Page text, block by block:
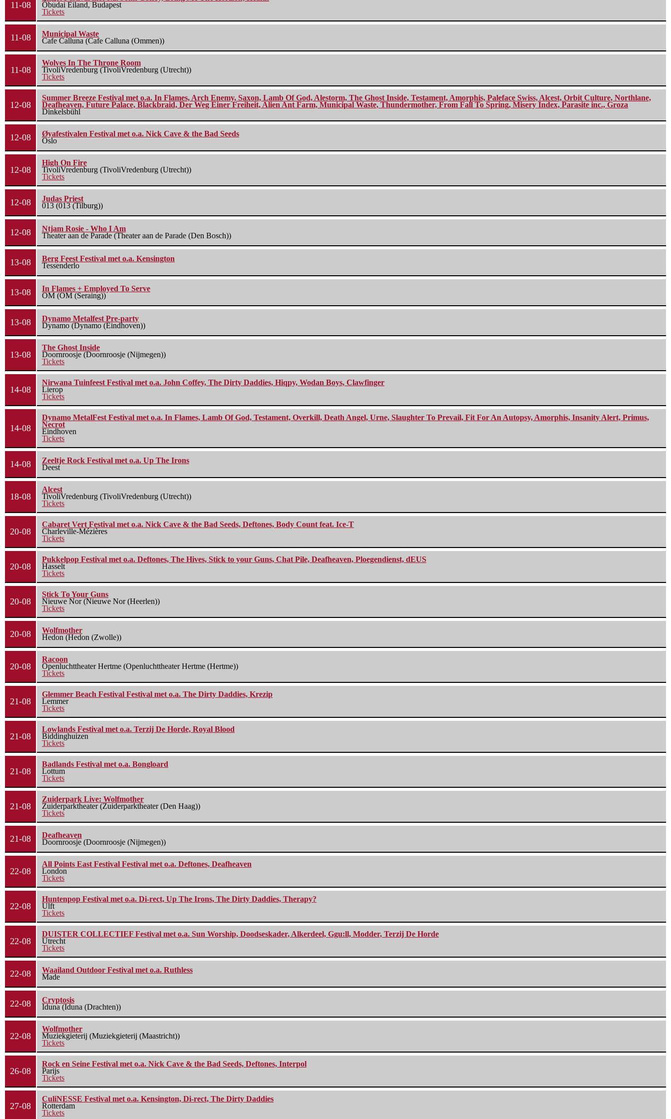
11-08
Óbudai Eiland, Budapest
Tickets
11-08
Municipal Waste
Cafe Calluna (Cafe Calluna (Ommen))
11-08
Wolves In The Throne Room
TivoliVredenburg (TivoliVredenburg (Utrecht))
Tickets
12-08
Summer Breeze Festival met o.a. In Flames, Arch Enemy, Saxon, Lamb Of God, Alestorm, The Ghost Inside, Testament, Amorphis, Paleface Swiss, Alcest, Orbit Culture, Northlane,
Deafheaven, Future Palace, Blackbraid, Der Weg Einer Freiheit, Alien Ant Farm, Municipal Waste, Thundermother, From Fall To Spring, Misery Index, Parasite inc., Groza
Dinkelsbühl
12-08
Øyafestivalen Festival met o.a. Nick Cave & the Bad Seeds
Oslo
12-08
High On Fire
TivoliVredenburg (TivoliVredenburg (Utrecht))
Tickets
12-08
Judas Priest
013 (013 (Tilburg))
12-08
Ntjam Rosie - Who I Am
Theater aan de Parade (Theater aan de Parade (Den Bosch))
13-08
Berg Feest Festival met o.a. Kensington
Tessenderlo
13-08
In Flames + Employed To Serve
OM (OM (Seraing))
13-08
Dynamo Metalfest Pre-party
Dynamo (Dynamo (Eindhoven))
13-08
The Ghost Inside
Doornroosje (Doornroosje (Nijmegen))
Tickets
14-08
Nirwana Tuinfeest Festival met o.a. John Coffey, The Dirty Daddies, Hiqpy, Wodan Boys, Clawfinger
Lierop
Tickets
14-08
Dynamo MetalFest Festival met o.a. In Flames, Lamb Of God, Testament, Overkill, Death Angel, Urne, Slaughter To Prevail, Fit For An Autopsy, Amorphis, Insanity Alert, Primus,
Necrot
Eindhoven
Tickets
14-08
Zeeltje Rock Festival met o.a. Up The Irons
Deest
18-08
Alcest
TivoliVredenburg (TivoliVredenburg (Utrecht))
Tickets
20-08
Cabaret Vert Festival met o.a. Nick Cave & the Bad Seeds, Deftones, Body Count feat. Ice-T
Charleville-Mézières
Tickets
20-08
Pukkelpop Festival met o.a. Deftones, The Hives, Stick to your Guns, Chat Pile, Deafheaven, Ploegendienst, dEUS
Hasselt
Tickets
20-08
Stick To Your Guns
Nieuwe Nor (Nieuwe Nor (Heerlen))
Tickets
20-08
Wolfmother
Hedon (Hedon (Zwolle))
20-08
Racoon
Openluchttheater Hertme (Openluchttheater Hertme (Hertme))
Tickets
21-08
Glemmer Beach Festival Festival met o.a. The Dirty Daddies, Krezip
Lemmer
Tickets
21-08
Lowlands Festival met o.a. Terzij De Horde, Royal Blood
Biddinghuizen
Tickets
21-08
Badlands Festival met o.a. Bongloard
Lottum
Tickets
21-08
Zuiderpark Live: Wolfmother
Zuiderparktheater (Zuiderparktheater (Den Haag))
Tickets
21-08
Deafheaven
Doornroosje (Doornroosje (Nijmegen))
22-08
All Points East Festival Festival met o.a. Deftones, Deafheaven
London
Tickets
22-08
Huntenpop Festival met o.a. Di-rect, Up The Irons, The Dirty Daddies, Therapy?
Ulft
Tickets
22-08
DUISTER COLLECTIEF Festival met o.a. Sun Worship, Doodseskader, Alkerdeel, Ggu:ll, Modder, Terzij De Horde
Utrecht
Tickets
22-08
Waailand Outdoor Festival met o.a. Ruthless
Made
22-08
Cryptosis
Iduna (Iduna (Drachten))
22-08
Wolfmother
Muziekgieterij (Muziekgieterij (Maastricht))
Tickets
26-08
Rock en Seine Festival met o.a. Nick Cave & the Bad Seeds, Deftones, Interpol
Parijs
Tickets
27-08
CuliNESSE Festival met o.a. Kensington, Di-rect, The Dirty Daddies
Rotterdam
Tickets